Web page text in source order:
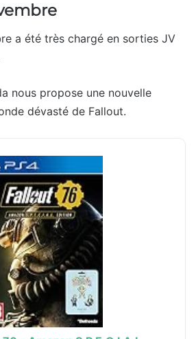
a été très chargé en sorties JV
nous propose une nouvelle
dévasté de Fallout.